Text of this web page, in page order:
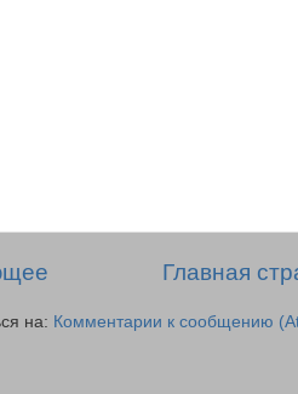
Главная
на: Комментарии к сообщению